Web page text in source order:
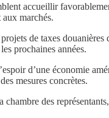
accueillir
marchés.
de taxes
prochaines années.
d’une économie
mesures concrètes.
des